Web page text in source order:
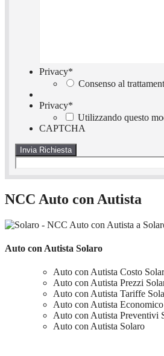
Privacy*
Consenso al
Privacy*
Utilizzando questo
CAPTCHA
NCC Auto con Autista
Auto con Autista Solaro
Auto con Autista Costo
Auto con Autista Prezzi
Auto con Autista Tariffe
Auto con Autista
Auto con Autista Preventivi
Auto con Autista Solaro